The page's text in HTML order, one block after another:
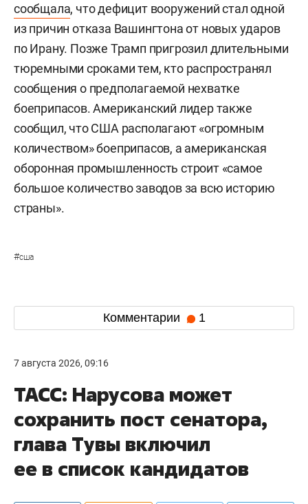
сообщала, что дефицит вооружений стал одной
из причин отказа Вашингтона от новых ударов
по Ирану. Позже Трамп пригрозил длительными
тюремными сроками тем, кто распространял
сообщения о предполагаемой нехватке
боеприпасов. Американский лидер также
сообщил, что США располагают «огромным
количеством» боеприпасов, а американская
оборонная промышленность строит «самое
большое количество заводов за всю историю
страны».
#сша
Комментарии 1
7 августа 2026, 09:16
ТАСС: Нарусова может
сохранить пост сенатора,
глава Тувы включил
ее в список кандидатов